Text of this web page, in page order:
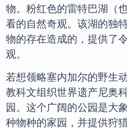
物。粉红色的雷特巴湖（
看的自然奇观。该湖的独
物的存在造成的，提供了
观。
若想领略塞内加尔的野生
教科文组织世界遗产尼奥
园。这个广阔的公园是大
种物种的家园，并提供狩